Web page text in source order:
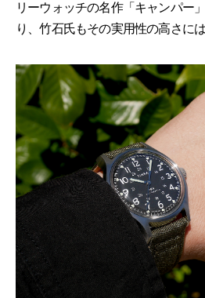
リーウォッチの名作「キャンパー
り、竹石氏もその実用性の高さに